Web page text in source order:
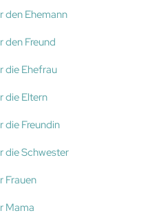
den Ehemann
den Freund
die Ehefrau
die Eltern
die Freundin
die Schwester
Frauen
Mama